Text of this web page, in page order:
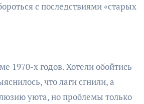
с последствиями «старых
1970-х годов. Хотели обойтись
что лаги сгнили, а
уюта, но проблемы только